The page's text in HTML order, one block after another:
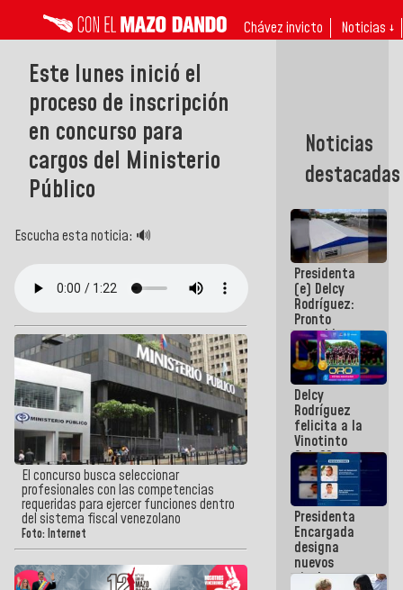
Chávez invicto Noticias ↓
Este lunes inició el
proceso de inscripción
en concurso para
cargos del Ministerio
Público
Escucha esta noticia: 🔊
El concurso busca seleccionar
profesionales con las competencias
requeridas para ejercer funciones dentro
del sistema fiscal venezolano
Foto: Internet
Noticias
destacadas
Presidenta
(e) Delcy
Rodríguez:
Pronto
restableceremos
las
operaciones
en el
Aeropuerto
Internacional
de
Maiquetía
Delcy
Rodríguez
felicita a la
Vinotinto
Sub 20
campeona
frente
México Sub
23 en los
Centroamericanos
Presidenta
Encargada
designa
nuevos
titulares en